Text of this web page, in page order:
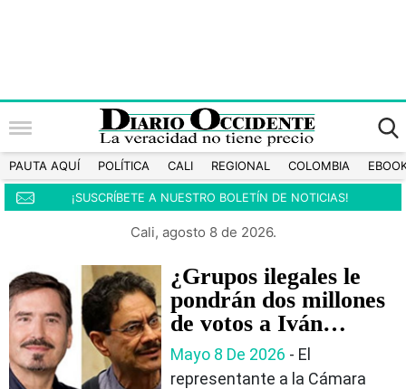
PAUTA AQUÍ POLÍTICA CALI REGIONAL COLOMBIA
¡SUSCRÍBETE A NUESTRO BOLETÍN DE NOTICIAS!
Cali, agosto 8 de 2026.
¿Grupos ilegales le
pondrán dos millones
de votos a Iván
Cepeda? Eso dijo
Santiago Castro
Mayo 8 De 2026 - El
representante a la Cámara